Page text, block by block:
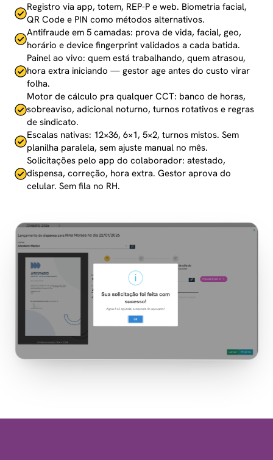
Registro via app, totem, REP-P e web. Biometria facial,
QR Code e PIN como métodos alternativos.
Antifraude em 5 camadas: prova de vida, facial, geo,
horário e device fingerprint validados a cada batida.
Painel ao vivo: quem está trabalhando, quem atrasou,
hora extra iniciando — gestor age antes do custo virar
folha.
Motor de cálculo pra qualquer CCT: banco de horas,
sobreaviso, adicional noturno, turnos rotativos e regras
de sindicato.
Escalas nativas: 12×36, 6×1, 5×2, turnos mistos. Sem
planilha paralela, sem ajuste manual no mês.
Solicitações pelo app do colaborador: atestado,
dispensa, correção, hora extra. Gestor aprova do
celular. Sem fila no RH.